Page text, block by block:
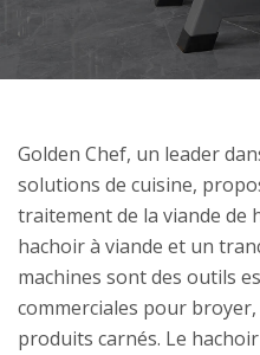
Golden Chef, un leader
solutions de cuisine,
traitement de la viande de
hachoir à viande et un
machines sont des outils
commerciales pour
produits carnés. Le